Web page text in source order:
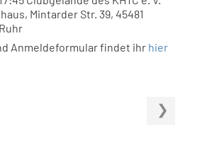
Mintarder Str. 39, 45481
Anmeldeformular findet ihr hier